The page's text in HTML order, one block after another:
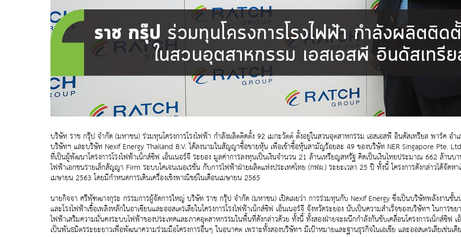
บริษัท ราช กรุ๊ป จำกัด (มหาชน) ร่วมทุนโครงการโรงไฟฟ้า กำลังผลิตติดตั้ง 92 เมกะวัตต์ ตั้งอยู่ในสวนอุตสาหกรรม เอสเอสพี อินดัสเทรียล พาร์ค อ
บริษัทฯ และบริษัท Nexif Energy Thailand B.V. ได้ลงนามในสัญญาซื้อขายหุ้น เพื่อเข้าซื้อหุ้นสามัญร้อยละ 49 ของบริษัท NER Singapore Pte.
ที่เป็นผู้พัฒนาโครงการโรงไฟฟ้าเน็กส์ซิฟ เอ็นเนอร์จี ระยอง มูลค่าการลงทุนเป็นเงินจำนวน 21 ล้านเหรียญสหรัฐ คิดเป็นเงินไทยประมาณ 662 ล้าน
ไฟฟ้าเอกชนรายเล็กสัญญา Firm ระบบโคเจนเนอเรชั่น กับการไฟฟ้าฝ่ายผลิตแห่งประเทศไทย (กฟผ.) ระยะเวลา 25 ปี ทั้งนี้ โครงการดังกล่าวได้จัดห
เมษายน 2563 โดยมีกำหนดการเดินเครื่องเชิงพาณิชย์ในเดือนเมษายน 2565
นายกิจจา ศรีพัฑฒางกุระ กรรมการผู้จัดการใหญ่ บริษัท ราช กรุ๊ป จำกัด (มหาชน) เปิดเผยว่า การร่วมทุนกับ Nexif Energy ซึ่งเป็นบริษัทพลังงานชั้น
และโรงไฟฟ้าเชื้อเพลิงหลักในอาเซียนและออสเตรเลียในโครงการโรงไฟฟ้าเน็กส์ซิฟ เอ็นเนอร์จี จังหวัดระยอง นับเป็นความสำเร็จของบริษัทฯ ในกา
ไฟฟ้าเสริมความมั่นคงระบบไฟฟ้าของประเทศและภาคอุตสาหกรรมในพื้นที่ดังกล่าวด้วย ทั้งนี้ ทั้งสองฝ่ายจะผนึกกำลังกันขับเคลื่อนโครงการเน็กส์ซิฟ
เป็นพันธมิตรระยะยาวเพื่อพัฒนาความร่วมมือโครงการอื่นๆ ในอนาคต เพราะทั้งสองบริษัทฯ มีเป้าหมายและฐานธุรกิจในเอเชีย และออสเตรเลียเช่นเดี